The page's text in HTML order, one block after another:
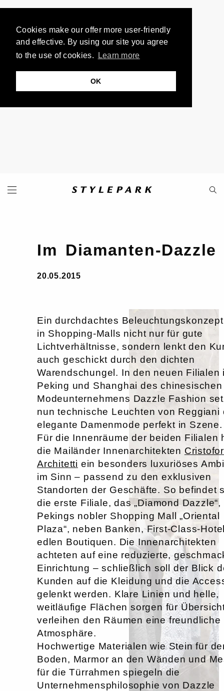
Cookies make our offer more user-friendly
and effective. By using our site you agree
to the use of cookies.
Learn more
OK
Im Diamanten-Dazzle
20.05.2015
Ein durchdachtes
in Shopping-Malls nicht nur für gute
Lichtverhältnisse, sondern lenkt den
auch geschickt durch den dichten
Warendschungel. In den neuen Filialen
Peking und Shanghai des chinesischen
Modeunternehmens Dazzle Fashion
nun technische Leuchten von Reggiani
elegante Damenmode perfekt in Szene.
Für die Innenräume der beiden Filialen
die Mailänder Innenarchitekten
Architetti ein besonders luxuriöses
im Sinn – passend zu den exklusiven
Standorten der Geschäfte. So befindet
die erste Filiale, das „Diamond Dazzle“,
Pekings nobler Shopping Mall „Oriental
Plaza“, neben Banken, First-Class-
edlen Boutiquen. Die Innenarchitekten
achteten auf eine reduzierte,
Einrichtung – schließlich soll der Blick
Kunden auf die Kleidung und die
gelenkt werden. Klare Linien und helle,
weitläufige Flächen sorgen für
verleihen den Räumen eine freundliche
Atmosphäre.
Hochwertige Materialen wie Stein für
Boden, Marmor an den Wänden und
für die Türrahmen spiegeln die
Unternehmensphilosophie von Dazzle